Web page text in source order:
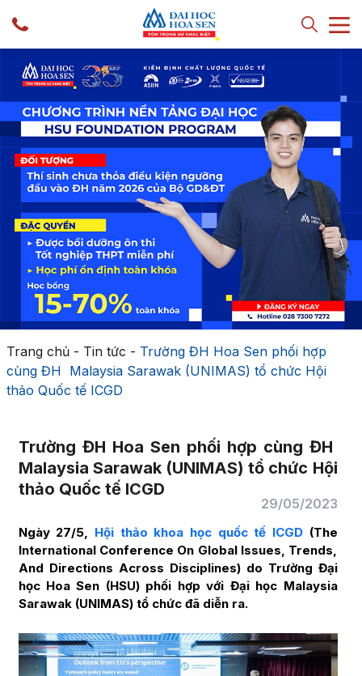
Trang chủ- Tin tức - Trường ĐH Hoa Sen phối hợp
cùng ĐH Malaysia Sarawak (UNIMAS) tổ chức Hội
thảo Quốc tế ICGD
Trường ĐH Hoa Sen phối hợp cùng ĐH
Malaysia Sarawak (UNIMAS) tổ chức Hội
thảo Quốc tế ICGD
29/05/2023
Ngày 27/5, Hội thảo khoa học quốc tế ICGD(The
International Conference On Global Issues, Trends,
And Directions Across Disciplines) do Trường Đại
học Hoa Sen (HSU) phối hợp với Đại học Malaysia
Sarawak (UNIMAS) tổ chức đã diễn ra.